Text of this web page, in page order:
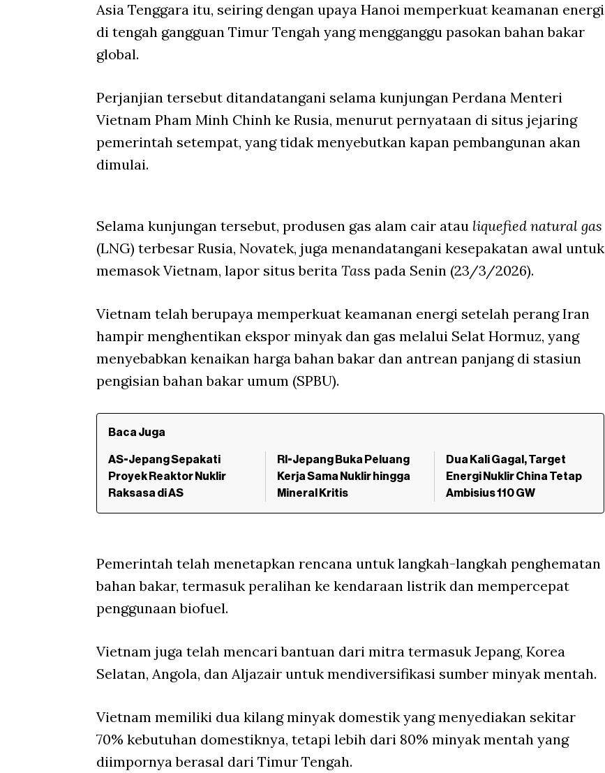
Asia Tenggara itu, seiring dengan upaya Hanoi memperkuat keamanan energi
di tengah gangguan Timur Tengah yang mengganggu pasokan bahan bakar
global.
Perjanjian tersebut ditandatangani selama kunjungan Perdana Menteri
Vietnam Pham Minh Chinh ke Rusia, menurut pernyataan di situs jejaring
pemerintah setempat, yang tidak menyebutkan kapan pembangunan akan
dimulai.
Selama kunjungan tersebut, produsen gas alam cair atau liquefied natural gas
(LNG) terbesar Rusia, Novatek, juga menandatangani kesepakatan awal untuk
memasok Vietnam, lapor situs berita Tass pada Senin (23/3/2026).
Vietnam telah berupaya memperkuat keamanan energi setelah perang Iran
hampir menghentikan ekspor minyak dan gas melalui Selat Hormuz, yang
menyebabkan kenaikan harga bahan bakar dan antrean panjang di stasiun
pengisian bahan bakar umum (SPBU).
Baca Juga
AS-Jepang Sepakati
Proyek Reaktor Nuklir
Raksasa di AS
RI-Jepang Buka Peluang
Kerja Sama Nuklir hingga
Mineral Kritis
Dua Kali Gagal, Target
Energi Nuklir China Tetap
Ambisius 110 GW
Pemerintah telah menetapkan rencana untuk langkah-langkah penghematan
bahan bakar, termasuk peralihan ke kendaraan listrik dan mempercepat
penggunaan biofuel.
Vietnam juga telah mencari bantuan dari mitra termasuk Jepang, Korea
Selatan, Angola, dan Aljazair untuk mendiversifikasi sumber minyak mentah.
Vietnam memiliki dua kilang minyak domestik yang menyediakan sekitar
70% kebutuhan domestiknya, tetapi lebih dari 80% minyak mentah yang
diimpornya berasal dari Timur Tengah.